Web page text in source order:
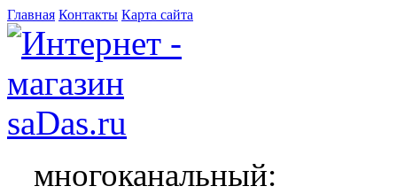
Главная Контакты Карта сайта
многоканальный: